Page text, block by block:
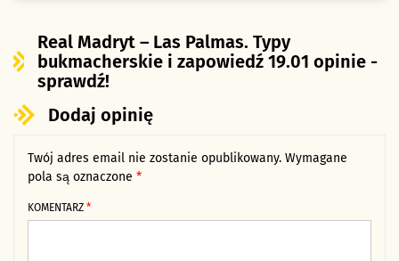
Real Madryt – Las Palmas. Typy
bukmacherskie i zapowiedź 19.01 opinie -
sprawdź!
Dodaj opinię
Twój adres email nie zostanie opublikowany. Wymagane
pola są oznaczone *
KOMENTARZ *
Alternative: